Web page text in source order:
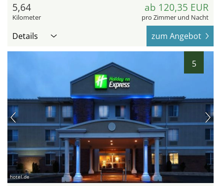
5,64
Kilometer
ab 120,35 EUR
pro Zimmer und Nacht
Details zum Angebot
5
hotel.de